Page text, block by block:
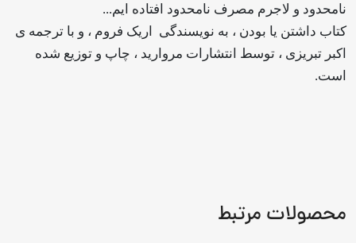
نامحدود و لاجرم مصرف نامحدود افتاده ایم...
کتاب داشتن یا بودن ، به نویسندگی
اریک فروم ، و با ترجمه ی
اکبر تبریزی ، توسط انتشارات مروارید ، چاپ و توزیع شده
است.
محصولات مرتبط